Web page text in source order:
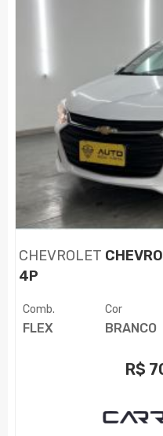
CHEVROLET
4P
Comb.
FLEX
Cor
BRANCO
R$